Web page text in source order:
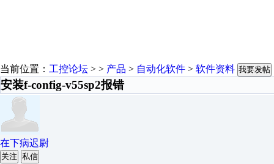
当前位置： 工控论坛 > > 产品 > 自动化软件 > 软件资料 我要发帖
安装f-config-v55sp2报错
在下病迟尉
关注 私信